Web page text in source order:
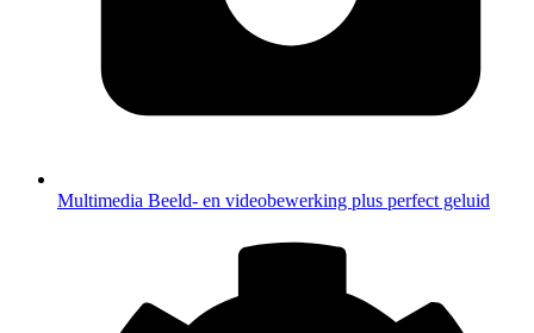
Multimedia Beeld- en videobewerking plus perfect geluid